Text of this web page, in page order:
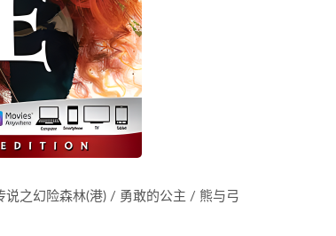
幻险森林(港) / 勇敢的公主 / 熊与弓